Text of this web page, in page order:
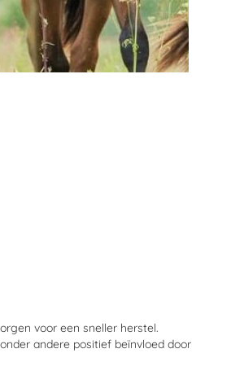
voor een sneller herstel.
andere positief beïnvloed door